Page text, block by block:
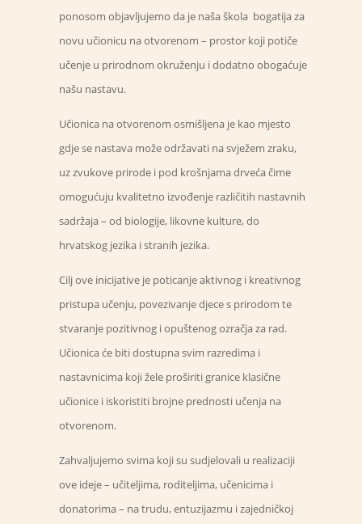
ponosom objavljujemo da je naša škola bogatija za
novu učionicu na otvorenom – prostor koji potiče
učenje u prirodnom okruženju i dodatno obogaćuje
našu nastavu.
Učionica na otvorenom osmišljena je kao mjesto
gdje se nastava može održavati na svježem zraku,
uz zvukove prirode i pod krošnjama drveća čime
omogućuju kvalitetno izvođenje različitih nastavnih
sadržaja – od biologije, likovne kulture, do
hrvatskog jezika i stranih jezika.
Cilj ove inicijative je poticanje aktivnog i kreativnog
pristupa učenju, povezivanje djece s prirodom te
stvaranje pozitivnog i opuštenog ozračja za rad.
Učionica će biti dostupna svim razredima i
nastavnicima koji žele proširiti granice klasične
učionice i iskoristiti brojne prednosti učenja na
otvorenom.
Zahvaljujemo svima koji su sudjelovali u realizaciji
ove ideje – učiteljima, roditeljima, učenicima i
donatorima – na trudu, entuzijazmu i zajedničkoj